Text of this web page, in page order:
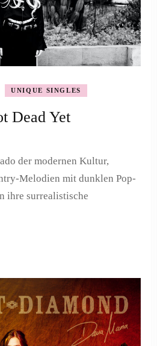
UNIQUE SINGLES
Dead Yet
der modernen Kultur,
Melodien mit dunklen Pop-
ihre surrealistische